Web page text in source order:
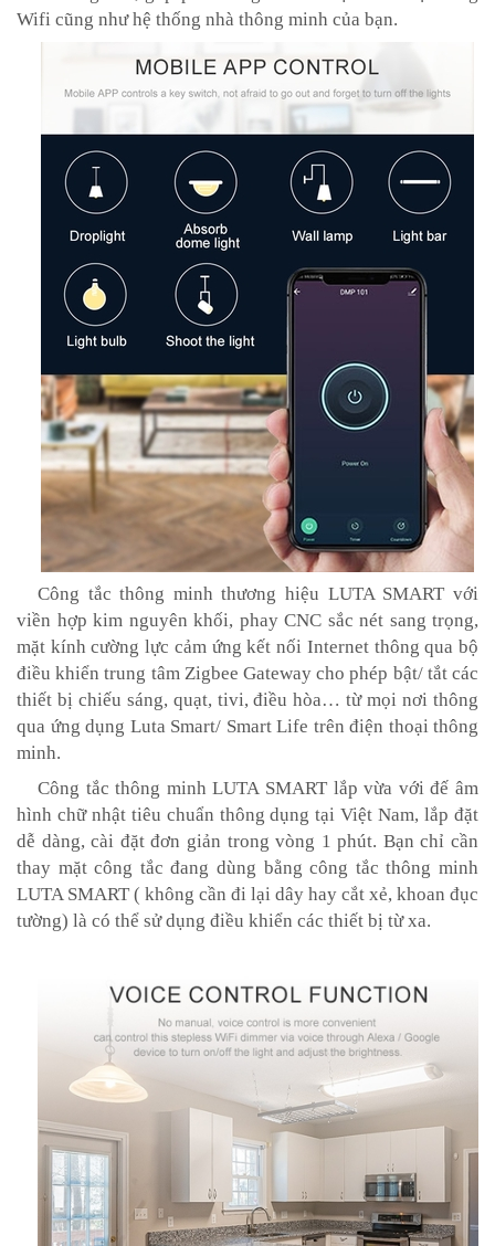
Wifi cũng như hệ thống nhà thông minh của bạn.
Công tắc thông minh thương hiệu LUTA SMART với
viền hợp kim nguyên khối, phay CNC sắc nét sang trọng,
mặt kính cường lực cảm ứng kết nối Internet thông qua bộ
điều khiển trung tâm Zigbee Gateway cho phép bật/ tắt các
thiết bị chiếu sáng, quạt, tivi, điều hòa… từ mọi nơi thông
qua ứng dụng Luta Smart/ Smart Life trên điện thoại thông
minh.
Công tắc thông minh LUTA SMART lắp vừa với đế âm
hình chữ nhật tiêu chuẩn thông dụng tại Việt Nam, lắp đặt
dễ dàng, cài đặt đơn giản trong vòng 1 phút. Bạn chỉ cần
thay mặt công tắc đang dùng bằng công tắc thông minh
LUTA SMART ( không cần đi lại dây hay cắt xẻ, khoan đục
tường) là có thể sử dụng điều khiển các thiết bị từ xa.